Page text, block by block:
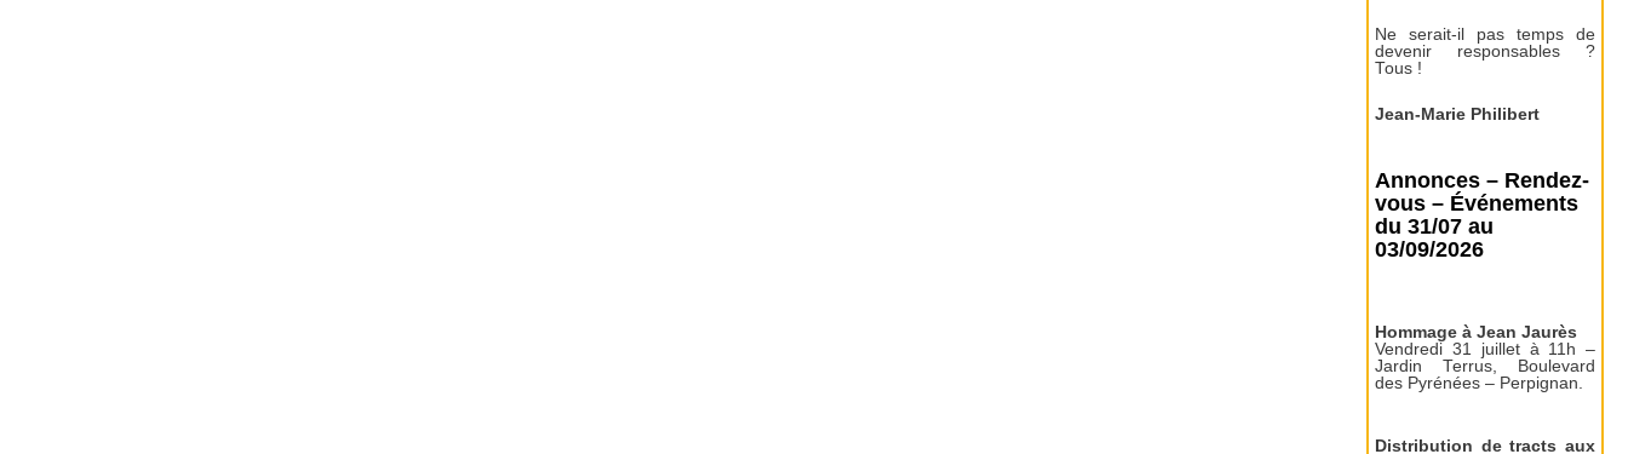
Ne serait-il pas temps de
devenir responsables ?
Tous !
Jean-Marie Philibert
Annonces – Rendez-
vous – Événements
du 31/07 au
03/09/2026
Hommage à Jean Jaurès
Vendredi 31 juillet à 11h –
Jardin Terrus, Boulevard
des Pyrénées – Perpignan.
Distribution de tracts aux